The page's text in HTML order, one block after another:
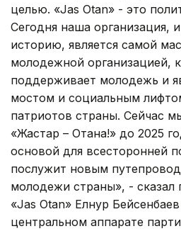
целью. «Jas Otan» - это
Сегодня наша организация,
историю, является самой
молодежной организацией,
поддерживает молодежь и
мостом и социальным
патриотов страны. Сейчас
«Жастар – Отанға!» до 2025
основой для всесторонней
послужит новым
молодежи страны», - сказал
«Jas Otan» Елнур
центральном аппарате